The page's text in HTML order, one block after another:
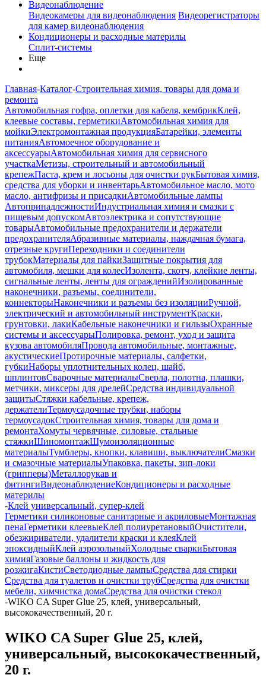
Видеонаблюдение
Видеокамеры для видеонаблюдения Видеорегистраторы
для камер видеонаблюдения
Кондиционеры и расходные материлы
Сплит-системы
Еще
Главная-Каталог-Строительная химия, товары для дома и
ремонта
Автомобильная гофра, оплетки для кабеля, кембрикКлей,
клеевые составы, герметикиАвтомобильная химия для
мойкиЭлектромонтажная продукцияБатарейки, элементы
питанияАвтомоечное оборудование и
аксессуарыАвтомобильная химия для сервисного
участкаМетизы, строительный и автомобильный
крепежПаста, крем и лосьоны для очистки рукБытовая химия,
средства для уборки и инвентарьАвтомобильное масло, мото
масло, антифризы и присадкиАвтомобильные лампы
АвтопринадлежностиИндустриальная химия и смазки с
пищевым допускомАвтоэлектрика и сопутствующие
товарыАвтомобильные предохранители и держатели
предохранителяАбразивные материалы, наждачная бумага,
отрезные кругиПереходники и соединители
трубокМатериалы для пайкиЗащитные покрытия для
автомобиля, мешки для колесИзолента, скотч, клейкие ленты,
сигнальные ленты, ленты для огражденийИзолированные
наконечники, разъемы, соединители,
коннекторыНаконечники и разъемы без изоляцииРучной,
электрический и автомобильный инструментКраски,
грунтовки, лакиКабельные наконечники и гильзыОхранные
системы и аксессуарыПолировка, ремонт, уход и защита
кузова автомобиляПровода автомобильные, монтажные,
акустическиеПротирочные материалы, салфетки,
губкиНаборы уплотнительных колец, шайб,
шплинтовСварочные материалыСверла, полотна, плашки,
метчики, миксеры для дрелейСредства индивидуальной
защитыСтяжки кабельные, крепеж,
держателиТермоусадочные трубки, наборы
термоусадокСтроительная химия, товары для дома и
ремонтаХомуты червячные, силовые, стальные
стяжкиШиномонтажШумоизоляционные
материалыТумблеры, кнопки, клавиши, выключателиСмазки
и смазочные материалыУпаковка, пакеты, зип-локи
(грипперы)Металлорукав и
фитингиВидеонаблюдениеКондиционеры и расходные
материлы
-Клей универсальный, супер-клей
Герметики силиконовые санитарные и акриловыеМонтажная
пенаГерметики клеевыеКлей полиуретановыйОчистители,
обезжириватели, удалители краски и клеяКлей
эпоксидныйКлей аэрозольныйХолодные сваркиБытовая
химияГазовые баллоны и жидкость для
розжигаКистиСветодиодные лампыСредства для стирки
Средства для туалетов и очистки трубСредства для очистки
мебели, химчистка домаСредства для очистки стекол
-WIKO CA Super Glue 25, клей, универсальный,
высококачественный, 20 г.
WIKO CA Super Glue 25, клей,
универсальный, высококачественный,
20 г.